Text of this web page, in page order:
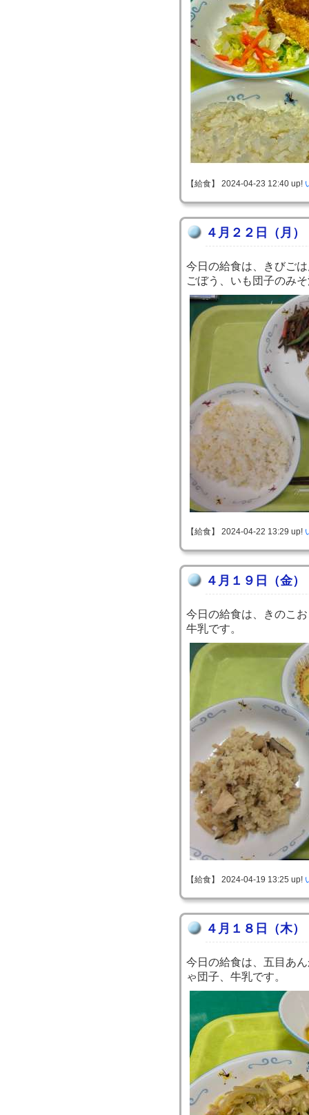
【給食】 2024-04-23 12:40 up!
４月２２日（月）
今日の給食は、きびご
ごぼう、いも団子のみ
【給食】 2024-04-22 13:29 up!
４月１９日（金）
今日の給食は、きのこ
牛乳です。
【給食】 2024-04-19 13:25 up!
４月１８日（木）
今日の給食は、五目あ
ゃ団子、牛乳です。